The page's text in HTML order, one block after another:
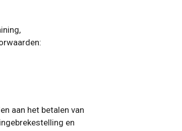
aan het betalen van
en